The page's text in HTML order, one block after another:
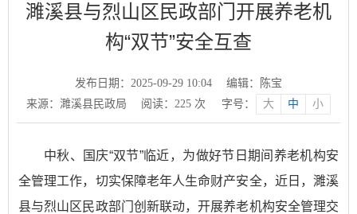
濉溪县与烈山区民政部门开展养老机
构“双节”安全互查
发布日期：2025-09-29 10:04
编辑：陈宝
来源：濉溪县民政局
阅读： 225 次 字号： 大 中 小
中秋、国庆“双节”临近，为做好节日期间养老机构安
全管理工作，切实保障老年人生命财产安全，近日，濉溪
县与烈山区民政部门创新联动，开展养老机构安全管理交